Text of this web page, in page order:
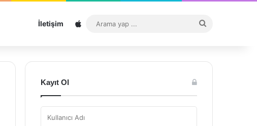
İletişim Sitemap
...
Kayıt Ol